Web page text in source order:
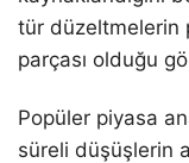
tür düzeltmelerin
parçası olduğu
Popüler piyasa
süreli düşüşlerin